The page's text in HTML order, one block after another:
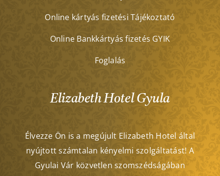
Online kártyás fizetési Tájékoztató
Online Bankkártyás fizetés GYIK
Foglalás
Elizabeth Hotel Gyula
Élvezze Ön is a megújult Elizabeth Hotel által
nyújtott számtalan kényelmi szolgáltatást! A
Gyulai Vár közvetlen szomszédságában